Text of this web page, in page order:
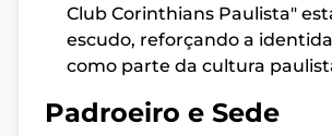
Club Corinthians Paulista"
escudo, reforçando a
como parte da cultura
Padroeiro e Sede